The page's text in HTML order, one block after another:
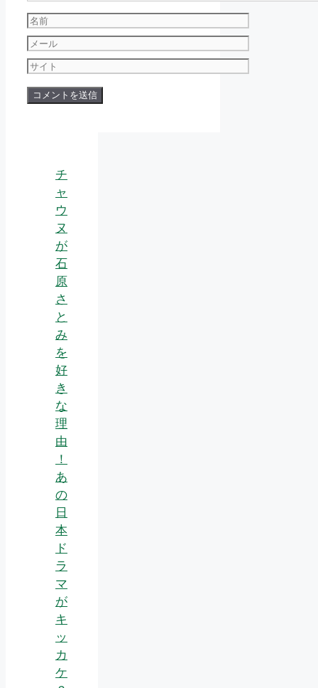
名
前
メ
ー
ル
サ
ト
チ
ャ
ウ
ヌ
が
石
原
さ
と
み
を
好
き
な
理
由
！
あ
の
日
本
ド
ラ
マ
が
キ
ッ
カ
ケ